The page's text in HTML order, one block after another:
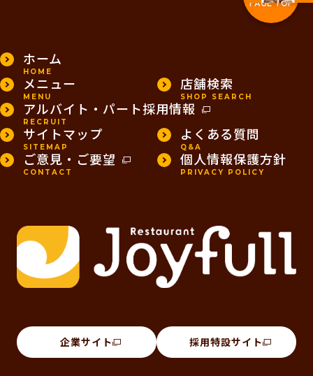
PAGE TOP
ホーム
HOME
メニュー
MENU
店舗検索
SHOP SEARCH
アルバイト・パート採用情報
RECRUIT
サイトマップ
SITEMAP
よくある質問
Q&A
ご意見・ご要望
CONTACT
個人情報保護方針
PRIVACY POLICY
企業サイト 採用特設サイト